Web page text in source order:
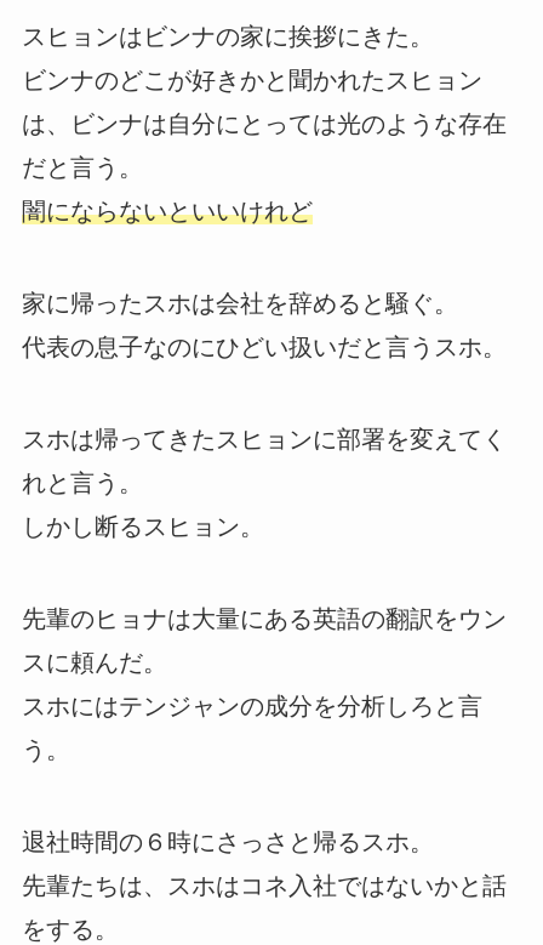
スヒョンはビンナの家に挨拶にきた。
ビンナのどこが好きかと聞かれたスヒョン
は、ビンナは自分にとっては光のような存在
だと言う。
闇にならないといいけれど
家に帰ったスホは会社を辞めると騒ぐ。
代表の息子なのにひどい扱いだと言うスホ。
スホは帰ってきたスヒョンに部署を変えてく
れと言う。
しかし断るスヒョン。
先輩のヒョナは大量にある英語の翻訳をウン
スに頼んだ。
スホにはテンジャンの成分を分析しろと言
う。
退社時間の６時にさっさと帰るスホ。
先輩たちは、スホはコネ入社ではないかと話
をする。